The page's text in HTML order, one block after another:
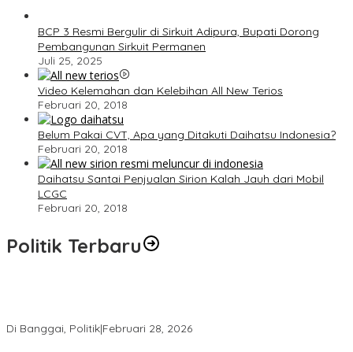
BCP 3 Resmi Bergulir di Sirkuit Adipura, Bupati Dorong
Pembangunan Sirkuit Permanen
Juli 25, 2025
Video Kelemahan dan Kelebihan All New Terios
Februari 20, 2018
Belum Pakai CVT, Apa yang Ditakuti Daihatsu Indonesia?
Februari 20, 2018
Daihatsu Santai Penjualan Sirion Kalah Jauh dari Mobil
LCGC
Februari 20, 2018
Politik Terbaru
Di Banggai, Politik|Februari 28, 2026